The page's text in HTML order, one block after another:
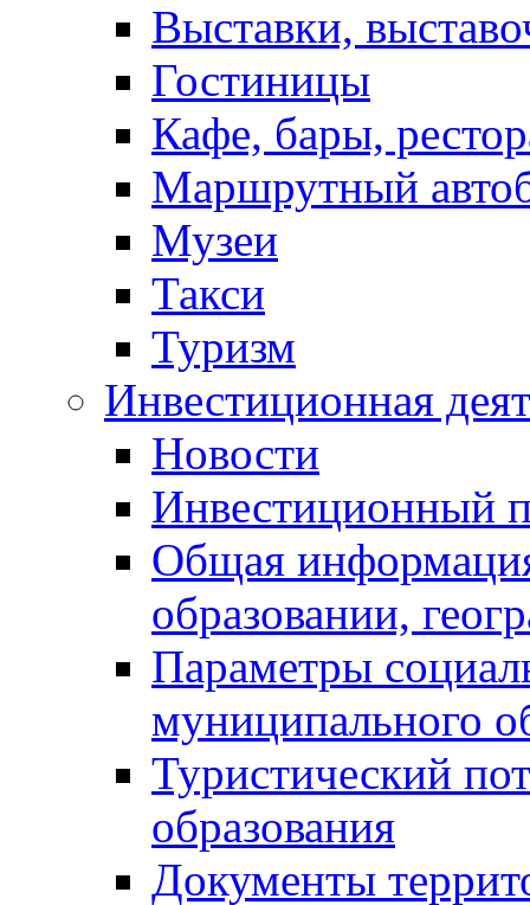
Выставки,
Гостиницы
Кафе, бары,
Маршрутный
Музеи
Такси
Туризм
Инвестиционная
Новости
Инвестиционный
Общая
образовании,
Параметры
муниципального
Туристический
образования
Документы